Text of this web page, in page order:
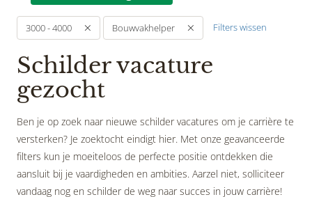
3000 - 4000 Bouwvakhelper Filters wissen
Schilder vacature
gezocht
Ben je op zoek naar nieuwe schilder vacatures om je carrière te
versterken? Je zoektocht eindigt hier. Met onze geavanceerde
filters kun je moeiteloos de perfecte positie ontdekken die
aansluit bij je vaardigheden en ambities. Aarzel niet, solliciteer
vandaag nog en schilder de weg naar succes in jouw carrière!